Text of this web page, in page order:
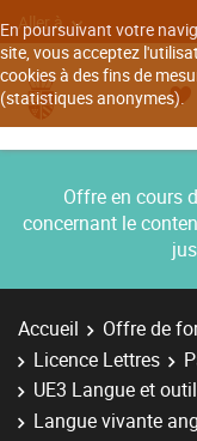
En poursuivant votre
site, vous acceptez
cookies à des fins de
(statistiques anonymes).
Aller à
Offre en cours
concernant le
Accueil Offre de
Licence Lettres
UE3 Langue et
Langue vivante